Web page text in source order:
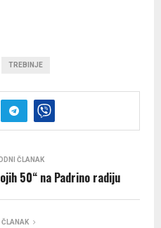
TREBINJE
ČLANAK
50“ na Padrino radiju
ČLANAK